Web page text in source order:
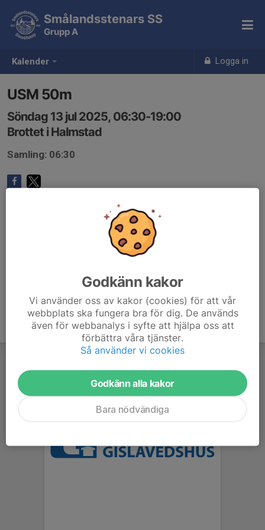
Kalender Logga in
Smålandsstenars SS
Grupp A
USM 50m
Söndag 13 jul 2025, 06:30-19:00
Brottet i Halmstad
Samling: 06:30
Godkänn kakor
Vi använder oss av kakor (cookies) för att vår
webbplats ska fungera bra för dig. De används
även för webbanalys i syfte att hjälpa oss att
förbättra våra tjänster.
Så använder vi cookies
Godkänn alla kakor
Bara nödvändiga